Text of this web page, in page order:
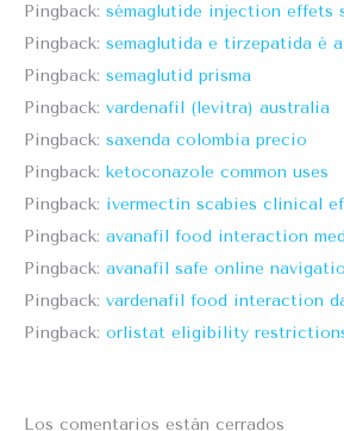
Pingback: sémaglutide injection effets
Pingback: semaglutida e tirzepatida é
Pingback: semaglutid prisma
Pingback: vardenafil (levitra) australia
Pingback: saxenda colombia precio
Pingback: ketoconazole common uses
Pingback: ivermectin scabies clinical
Pingback: avanafil food interaction
Pingback: avanafil safe online
Pingback: vardenafil food interaction
Pingback: orlistat eligibility
Los comentarios están cerrados